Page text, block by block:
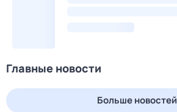
Главные новости
Больше новостей